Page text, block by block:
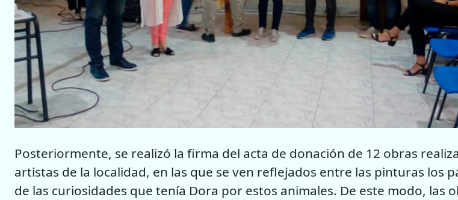
Posteriormente, se realizó la firma del acta de donación de 12 obras
artistas de la localidad, en las que se ven reflejados entre las pinturas los
de las curiosidades que tenía Dora por estos animales. De este modo, las